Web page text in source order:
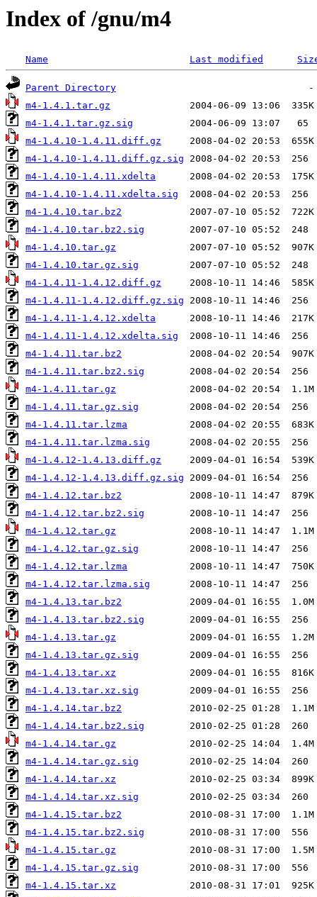
Index of /gnu/m4
Name Last modified
Parent Directory
m4-1.4.1.tar.gz
m4-1.4.1.tar.gz.sig
m4-1.4.10-1.4.11.diff.gz
m4-1.4.10-1.4.11.diff.gz.sig
m4-1.4.10-1.4.11.xdelta
m4-1.4.10-1.4.11.xdelta.sig
m4-1.4.10.tar.bz2
m4-1.4.10.tar.bz2.sig
m4-1.4.10.tar.gz
m4-1.4.10.tar.gz.sig
m4-1.4.11-1.4.12.diff.gz
m4-1.4.11-1.4.12.diff.gz.sig
m4-1.4.11-1.4.12.xdelta
m4-1.4.11-1.4.12.xdelta.sig
m4-1.4.11.tar.bz2
m4-1.4.11.tar.bz2.sig
m4-1.4.11.tar.gz
m4-1.4.11.tar.gz.sig
m4-1.4.11.tar.lzma
m4-1.4.11.tar.lzma.sig
m4-1.4.12-1.4.13.diff.gz
m4-1.4.12-1.4.13.diff.gz.sig
m4-1.4.12.tar.bz2
m4-1.4.12.tar.bz2.sig
m4-1.4.12.tar.gz
m4-1.4.12.tar.gz.sig
m4-1.4.12.tar.lzma
m4-1.4.12.tar.lzma.sig
m4-1.4.13.tar.bz2
m4-1.4.13.tar.bz2.sig
m4-1.4.13.tar.gz
m4-1.4.13.tar.gz.sig
m4-1.4.13.tar.xz
m4-1.4.13.tar.xz.sig
m4-1.4.14.tar.bz2
m4-1.4.14.tar.bz2.sig
m4-1.4.14.tar.gz
m4-1.4.14.tar.gz.sig
m4-1.4.14.tar.xz
m4-1.4.14.tar.xz.sig
m4-1.4.15.tar.bz2
m4-1.4.15.tar.bz2.sig
m4-1.4.15.tar.gz
m4-1.4.15.tar.gz.sig
m4-1.4.15.tar.xz